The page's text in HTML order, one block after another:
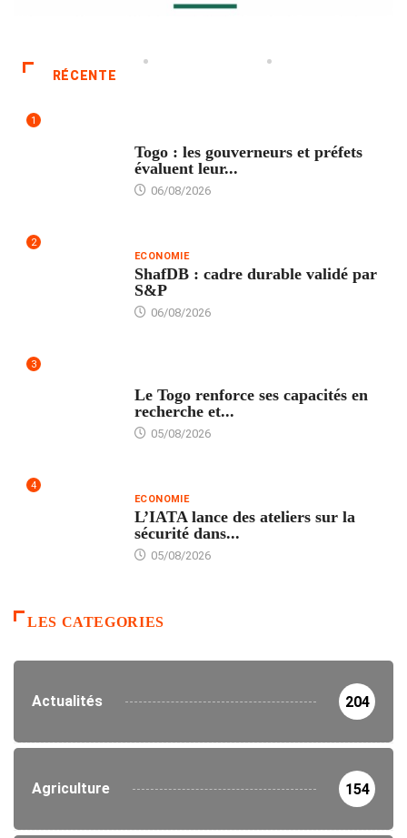
RÉCENTE
1
Togo : les gouverneurs et préfets
évaluent leur...
06/08/2026
2
ECONOMIE
ShafDB : cadre durable validé par
S&P
06/08/2026
3
Le Togo renforce ses capacités en
recherche et...
05/08/2026
4
ECONOMIE
L’IATA lance des ateliers sur la
sécurité dans...
05/08/2026
LES CATEGORIES
Actualités 204
Agriculture 154